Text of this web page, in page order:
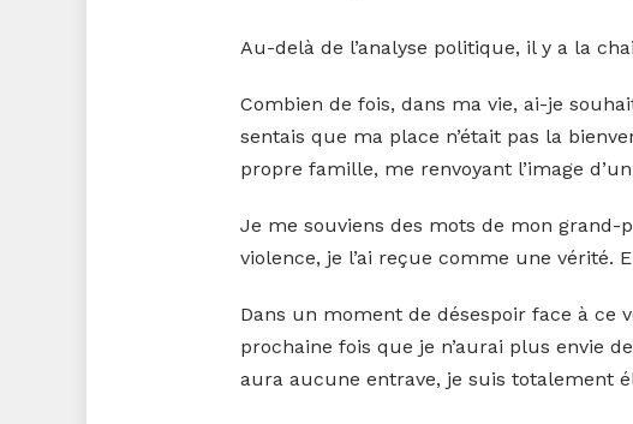
Au-delà de l’analyse politique, il y a la
Combien de fois, dans ma vie, ai-je
sentais que ma place n’était pas la
propre famille, me renvoyant l’image
Je me souviens des mots de mon grand-
violence, je l’ai reçue comme une
Dans un moment de désespoir face à ce
prochaine fois que je n’aurai plus envie
aura aucune entrave, je suis totalement